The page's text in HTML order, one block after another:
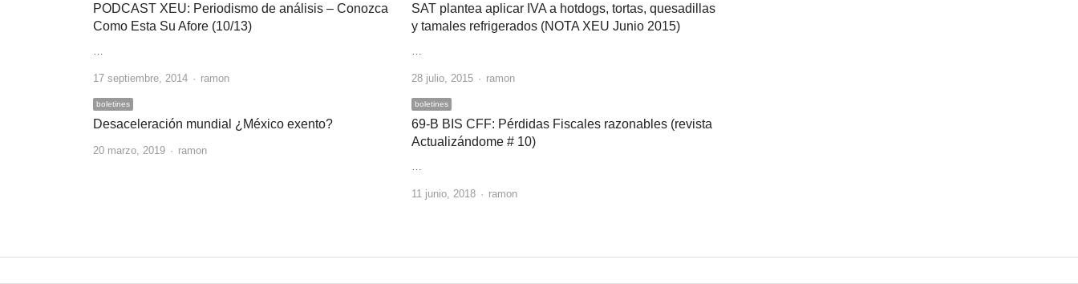
PODCAST XEU: Periodismo de análisis – Conozca
Como Esta Su Afore (10/13)
…
17 septiembre, 2014 Author
ramon
SAT plantea aplicar IVA a hotdogs, tortas, quesadillas
y tamales refrigerados (NOTA XEU Junio 2015)
…
28 julio, 2015 Author
ramon
boletines
Desaceleración mundial ¿México exento?
20 marzo, 2019 Author
ramon
boletines
69-B BIS CFF: Pérdidas Fiscales razonables (revista
Actualizándome # 10)
…
11 junio, 2018 Author
ramon